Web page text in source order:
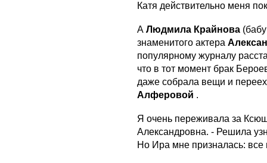
Катя действительно меня
А Людмила Крайнова
знаменитого актера
популярному журналу
что в тот момент брак
даже собрала вещи и
Алферовой .
Я очень переживала за
Александровна. - Решила
Но Ира мне призналась: